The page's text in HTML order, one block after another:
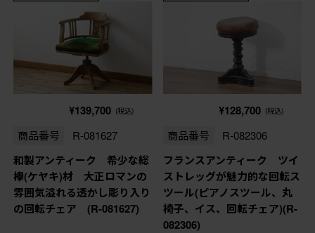
¥139,700 (税込)
商品番号 R-081627
和製アンティーク 希少な総
欅(ケヤキ)材 大正ロマンの
雰囲気溢れる透かし彫り入り
の回転チェア (R-081627)
¥128,700 (税込)
商品番号 R-082306
フランスアンティーク ツイ
ストレッグが魅力的な回転ス
ツール(ピアノスツール、丸
椅子、イス、回転チェア)(R-
082306)